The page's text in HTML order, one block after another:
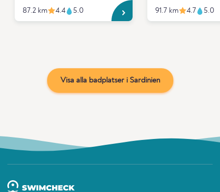
87.2 km 4.4 5.0 91.7 km 4.7 5.0
Visa alla badplatser i Sardinien